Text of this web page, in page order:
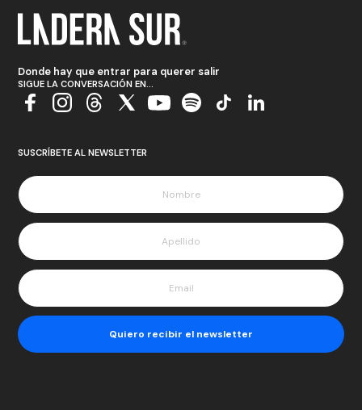
Donde hay que entrar para querer salir
SIGUE LA CONVERSACIÓN EN...
SUSCRÍBETE AL NEWSLETTER